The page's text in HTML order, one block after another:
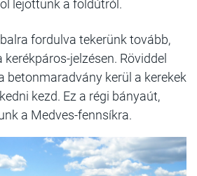
lejöttünk a földútról.
fordulva tekerünk tovább,
jelzésen. Röviddel
betonmaradvány kerül a kerekek
kezd. Ez a régi bányaút,
a Medves-fennsíkra.